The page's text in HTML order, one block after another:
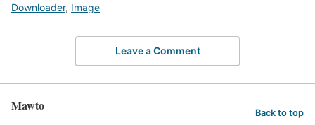
Downloader, Image
Leave a Comment
Mawto Back to top